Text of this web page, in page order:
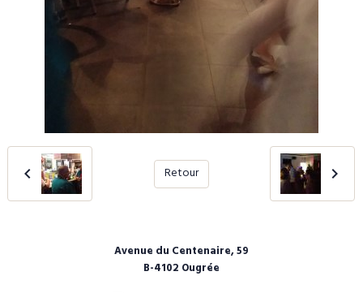
Retour
Avenue du Centenaire, 59
B-4102 Ougrée